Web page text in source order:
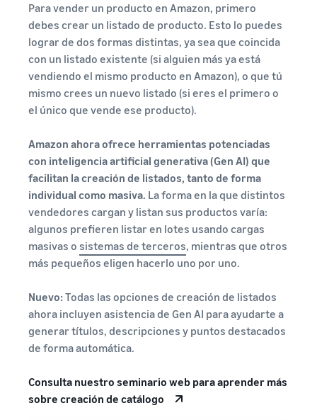
Para vender un producto en Amazon, primero
debes crear un listado de producto. Esto lo puedes
lograr de dos formas distintas, ya sea que coincida
con un listado existente (si alguien más ya está
vendiendo el mismo producto en Amazon), o que tú
mismo crees un nuevo listado (si eres el primero o
el único que vende ese producto).
Amazon ahora ofrece herramientas potenciadas
con inteligencia artificial generativa (Gen AI) que
facilitan la creación de listados, tanto de forma
individual como masiva. La forma en la que distintos
vendedores cargan y listan sus productos varía:
algunos prefieren listar en lotes usando cargas
masivas o sistemas de terceros, mientras que otros
más pequeños eligen hacerlo uno por uno.
Nuevo:Todas las opciones de creación de listados
ahora incluyen asistencia de Gen AI para ayudarte a
generar títulos, descripciones y puntos destacados
de forma automática.
Consulta nuestro seminario web para aprender más
sobre creación de catálogo